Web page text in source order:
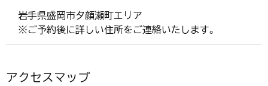
岩手県盛岡市夕顔瀬町エリア
※ご予約後に詳しい住所をご連絡いたします。
アクセスマップ